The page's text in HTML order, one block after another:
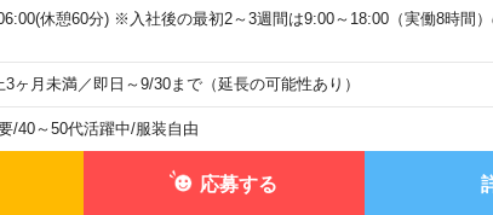
休憩60分) ※入社後の最初2～3週間は9:00～18:00（実働8時間
3ヶ月未満／即日～9/30まで（延長の可能性あり）
/40～50代活躍中/服装自由
応募する